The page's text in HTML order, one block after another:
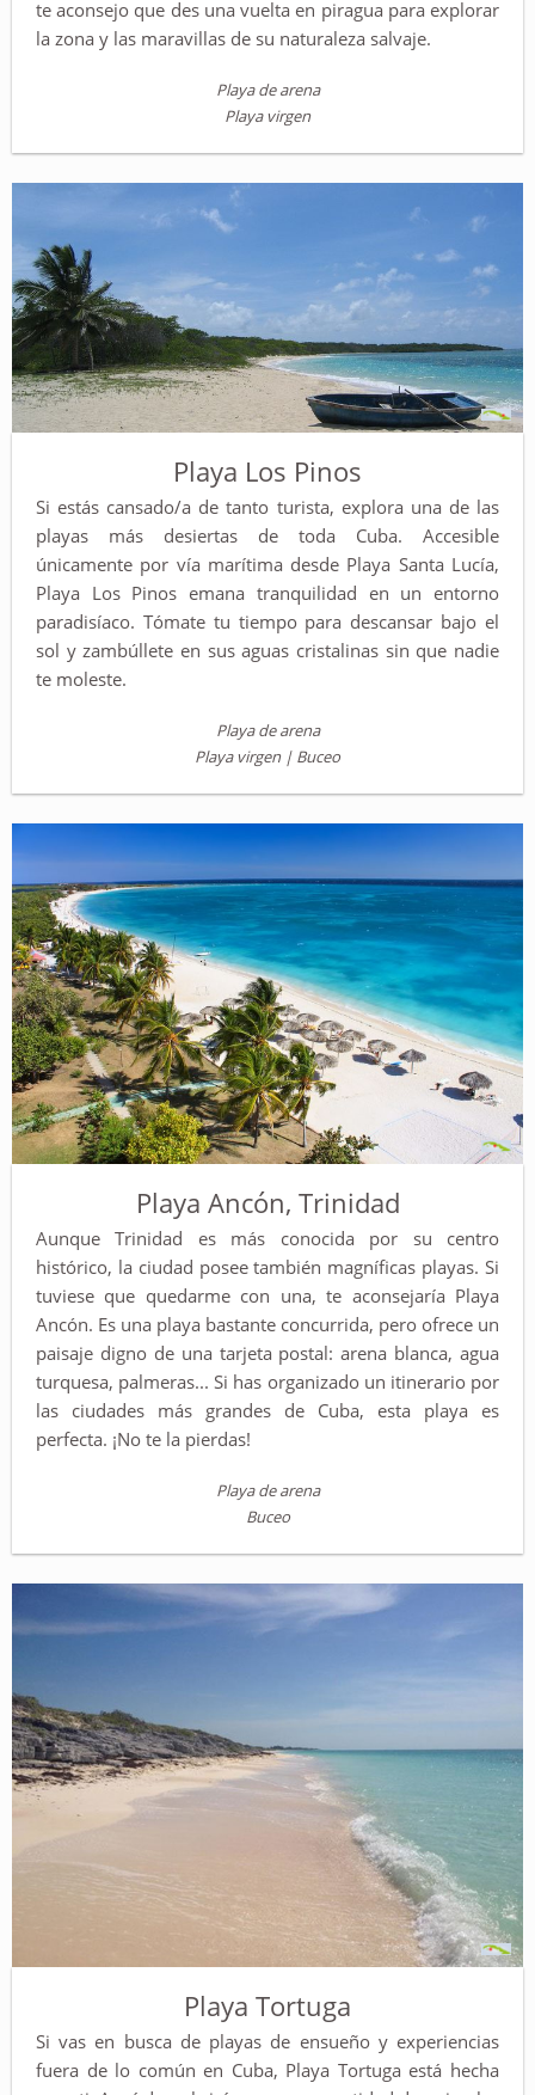
te aconsejo que des una vuelta en piragua para explorar
la zona y las maravillas de su naturaleza salvaje.
Playa de arena
Playa virgen
Playa Los Pinos
Si estás cansado/a de tanto turista, explora una de las
playas más desiertas de toda Cuba. Accesible
únicamente por vía marítima desde Playa Santa Lucía,
Playa Los Pinos emana tranquilidad en un entorno
paradisíaco. Tómate tu tiempo para descansar bajo el
sol y zambúllete en sus aguas cristalinas sin que nadie
te moleste.
Playa de arena
Playa virgen | Buceo
Playa Ancón, Trinidad
Aunque Trinidad es más conocida por su centro
histórico, la ciudad posee también magníficas playas. Si
tuviese que quedarme con una, te aconsejaría Playa
Ancón. Es una playa bastante concurrida, pero ofrece un
paisaje digno de una tarjeta postal: arena blanca, agua
turquesa, palmeras... Si has organizado un itinerario por
las ciudades más grandes de Cuba, esta playa es
perfecta. ¡No te la pierdas!
Playa de arena
Buceo
Playa Tortuga
Si vas en busca de playas de ensueño y experiencias
fuera de lo común en Cuba, Playa Tortuga está hecha